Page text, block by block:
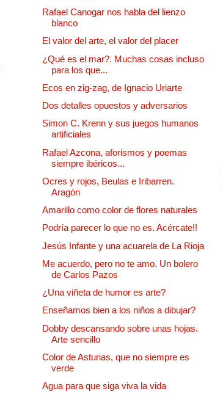
Rafael Canogar nos habla del lienzo
blanco
El valor del arte, el valor del placer
¿Qué es el mar?. Muchas cosas incluso
para los que...
Ecos en zig-zag, de Ignacio Uriarte
Dos detalles opuestos y adversarios
Simon C. Krenn y sus juegos humanos
artificiales
Rafael Azcona, aforismos y poemas
siempre ibéricos...
Ocres y rojos, Beulas e Iribarren.
Aragón
Amarillo como color de flores naturales
Podría parecer lo que no es. Acércate!!
Jesús Infante y una acuarela de La Rioja
Me acuerdo, pero no te amo. Un bolero
de Carlos Pazos
¿Una viñeta de humor es arte?
Enseñamos bien a los niños a dibujar?
Dobby descansando sobre unas hojas.
Arte sencillo
Color de Asturias, que no siempre es
verde
Agua para que siga viva la vida